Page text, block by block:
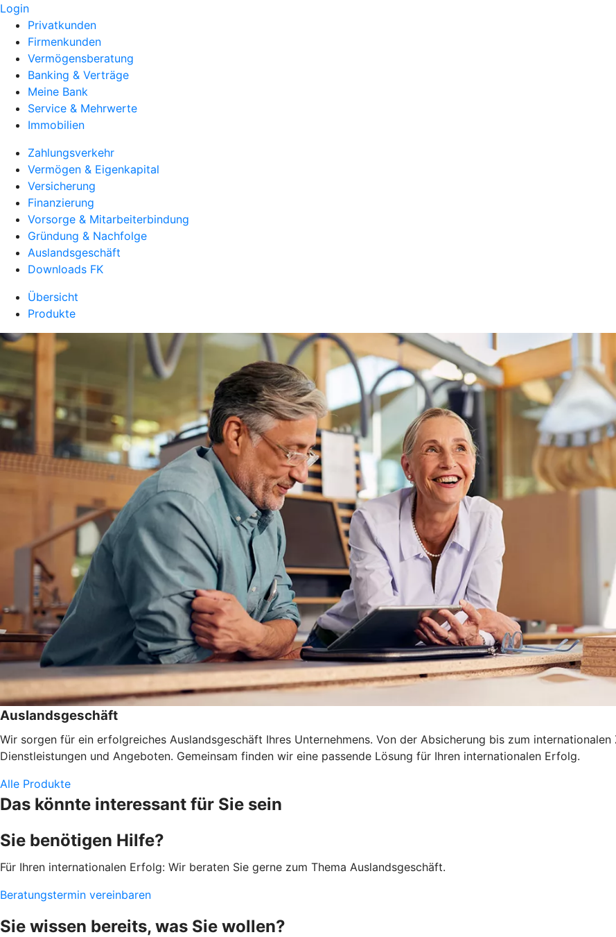
Login
Privatkunden
Firmenkunden
Vermögensberatung
Banking & Verträge
Meine Bank
Service & Mehrwerte
Immobilien
Zahlungsverkehr
Vermögen & Eigenkapital
Versicherung
Finanzierung
Vorsorge & Mitarbeiterbindung
Gründung & Nachfolge
Auslandsgeschäft
Downloads FK
Übersicht
Produkte
Auslandsgeschäft
Wir sorgen für ein erfolgreiches Auslandsgeschäft Ihres Unternehmens. Von der Absicherung bis zum
Dienstleistungen und Angeboten. Gemeinsam finden wir eine passende Lösung für Ihren internationalen Erfolg.
Alle Produkte
Das könnte interessant für Sie sein
Sie benötigen Hilfe?
Für Ihren internationalen Erfolg: Wir beraten Sie gerne zum Thema Auslandsgeschäft.
Beratungstermin vereinbaren
Sie wissen bereits, was Sie wollen?